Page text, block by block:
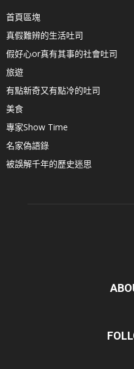
首頁區塊
真假難辨的生活吐司
假好心or真有其事的社會吐司
旅遊
有點新奇又有點冷的吐司
美食
專家Show Time
名家偽語錄
被誤解千年的歷史迷思